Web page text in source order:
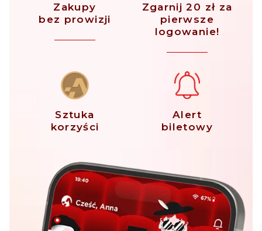
Zakupy
bez prowizji
Zgarnij 20 zł za
pierwsze
logowanie!
Sztuka
korzyści
Alert
biletowy